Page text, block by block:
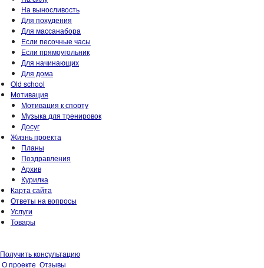
На выносливость
Для похудения
Для массанабора
Если песочные часы
Если прямоугольник
Для начинающих
Для дома
Old school
Мотивация
Мотивация к спорту
Музыка для тренировок
Досуг
Жизнь проекта
Планы
Поздравления
Архив
Курилка
Карта сайта
Ответы на вопросы
Услуги
Товары
Получить консультацию
О проекте Отзывы